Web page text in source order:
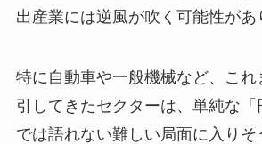
出産業には逆風が吹く可能性があ
特に自動車や一般機械など、これ
引してきたセクターは、単純な「
では語れない難しい局面に入りそ